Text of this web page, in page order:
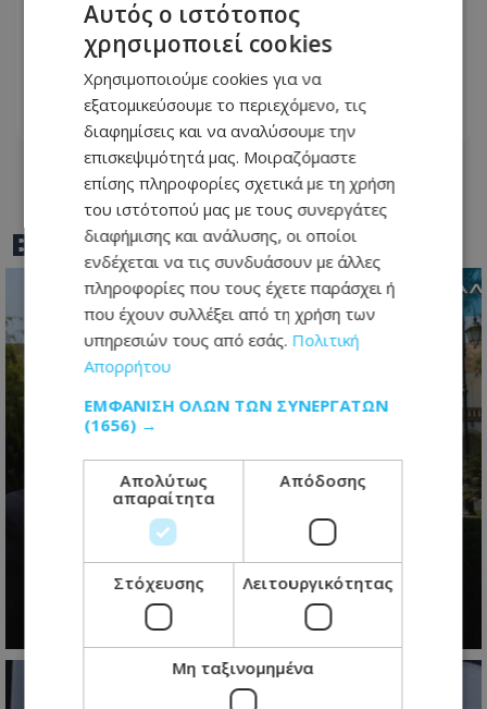
Λεμεσού–Πάφου: Ασυνόδευτο άλογο
περιφέρεται στην περιοχή -
Φωτογραφία
07.08.2026 - 08:45
BEST OFTOTHEMAONLINE
Το restart Χριστοδουλίδη: Η
τελευταία ευκαιρία πριν από τη
μεγάλη πολιτική μάχη του 2028
07.08.2026 - 06:21
Αυτός ο ιστότοπος
χρησιμοποιεί cookies
Χρησιμοποιούμε cookies για να
εξατομικεύσουμε το περιεχόμενο, τις
διαφημίσεις και να αναλύσουμε την
επισκεψιμότητά μας. Μοιραζόμαστε
επίσης πληροφορίες σχετικά με τη χρήση
του ιστότοπού μας με τους συνεργάτες
διαφήμισης και ανάλυσης, οι οποίοι
ενδέχεται να τις συνδυάσουν με άλλες
πληροφορίες που τους έχετε παράσχει ή
που έχουν συλλέξει από τη χρήση των
υπηρεσιών τους από εσάς. Πολιτική
Απορρήτου
ΕΜΦΆΝΙΣΗ ΌΛΩΝ ΤΩΝ ΣΥΝΕΡΓΑΤΏΝ
(1656) →
Απολύτως
απαραίτητα
Απόδοσης
Στόχευσης Λειτουργικότητας
Μη ταξινομημένα